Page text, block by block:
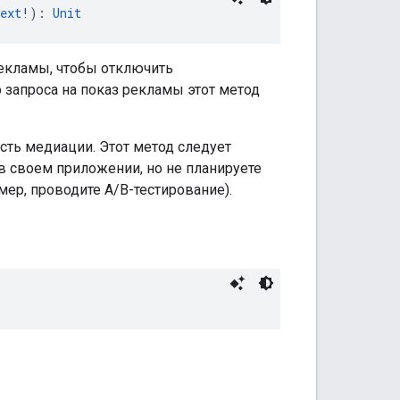
!): Unit
чтобы отключить
на показ рекламы этот метод
медиации. Этот метод следует
своем приложении, но не планируете
проводите A/B-тестирование).